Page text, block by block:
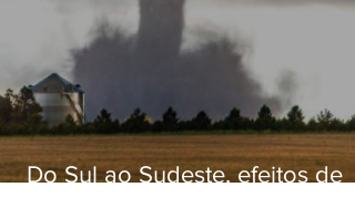
Do Sul ao Sudeste, efeitos de